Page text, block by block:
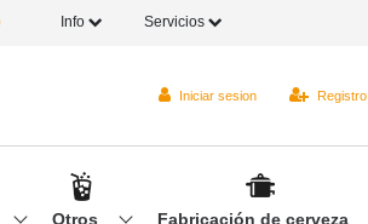
Info Servicios
Iniciar sesion Registro
Otros Fabricación de cerveza